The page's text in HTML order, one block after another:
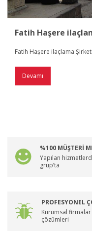
Fatih Haşere
Fatih Haşere ilaçlama Şirketi
Devamı
%100 MÜŞTERİ
Yapılan
grup’ta
PROFESYONEL
Kurumsal
çözümleri